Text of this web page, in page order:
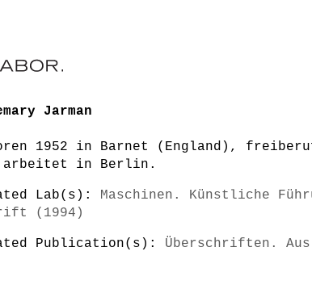
Jarman
1952 in Barnet (England),
arbeitet in Berlin.
Lab(s): Maschinen. Künstliche
(1994)
Publication(s): Überschriften.